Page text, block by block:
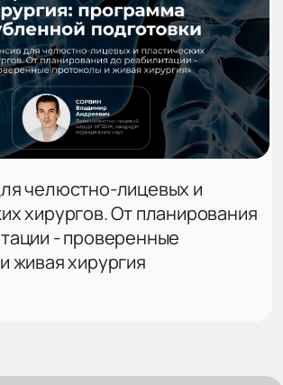
челюстно-лицевых и
хирургов. От планирования
- проверенные
живая хирургия